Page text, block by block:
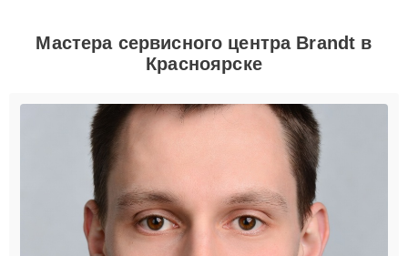
Мастера сервисного центра Brandt в
Красноярске